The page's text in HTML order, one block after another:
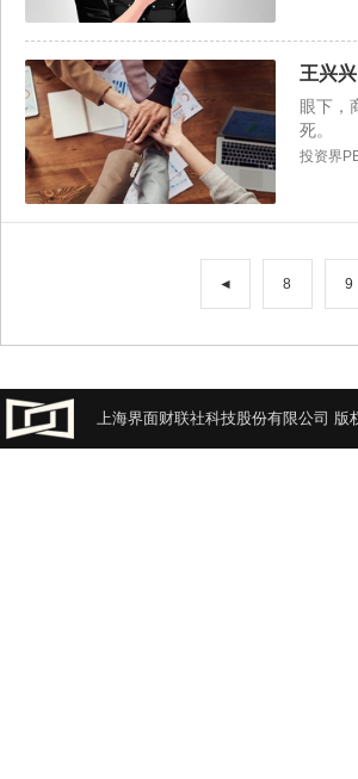
王兴
眼下，
死。
投资界
◄ 8 9
上海界面财联社科技股份有限公司